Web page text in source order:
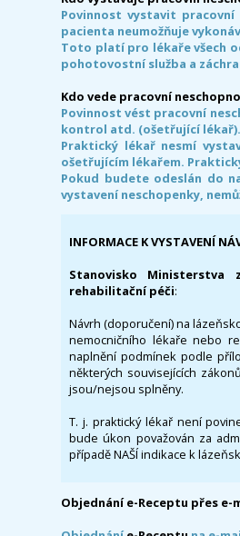
Povinnost vystavit
pacienta neumožňuje
Toto platí pro lékaře všech
pohotovostní služba a
Kdo vede pracovní
Povinnost vést pracovní
kontrol atd. (ošetřující lékař).
Praktický lékař nesmí
ošetřujícím lékařem.
Pokud budete odeslán do
vystavení neschopenky,
INFORMACE K VYSTAVENÍ
Stanovisko Ministerstva
rehabilitační péči:
Návrh (doporučení) na
nemocničního lékaře nebo
naplnění podmínek podle
některých souvisejících
jsou/nejsou splněny.
T. j. praktický lékař není
bude úkon považován za
případě NAŠÍ indikace k
Objednání e-Receptu přes e-